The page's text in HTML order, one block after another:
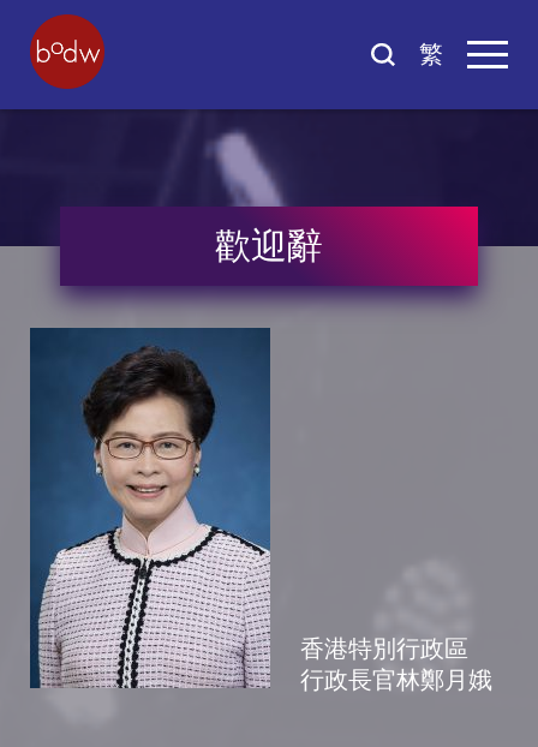
繁
歡迎辭
香港特別行政區
行政長官林鄭月娥